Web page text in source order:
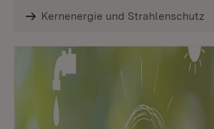
Kernenergie und Strahlenschutz